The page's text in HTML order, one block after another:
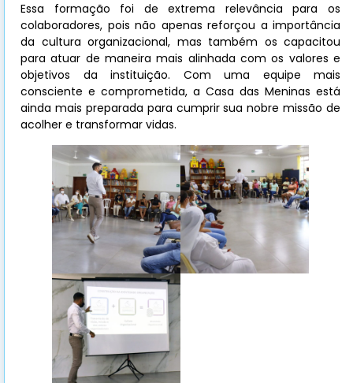
Essa formação foi de extrema relevância para os
colaboradores, pois não apenas reforçou a importância
da cultura organizacional, mas também os capacitou
para atuar de maneira mais alinhada com os valores e
objetivos da instituição. Com uma equipe mais
consciente e comprometida, a Casa das Meninas está
ainda mais preparada para cumprir sua nobre missão de
acolher e transformar vidas.